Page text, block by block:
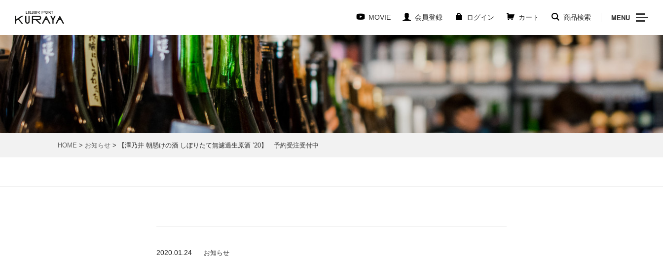
MOVIE 会員登録 ログイン カート 商品検索 MENU
HOME > お知らせ > 【澤乃井 朝懸けの酒 しぼりたて無濾過生原酒 ’20】 予約受注受付中
2020.01.24 お知らせ